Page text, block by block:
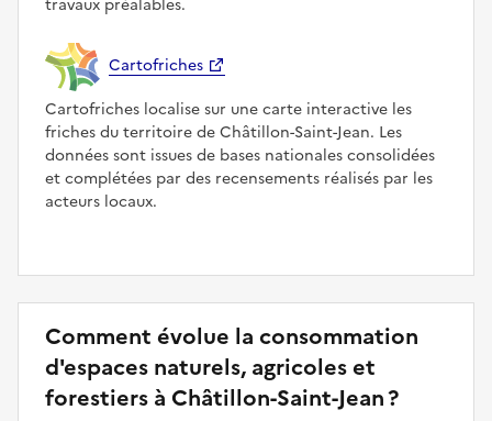
Cartofriches
Cartofriches localise sur une carte interactive les
friches du territoire de Châtillon-Saint-Jean. Les
données sont issues de bases nationales consolidées
et complétées par des recensements réalisés par les
acteurs locaux.
Comment évolue la consommation
d'espaces naturels, agricoles et
forestiers à Châtillon-Saint-Jean ?